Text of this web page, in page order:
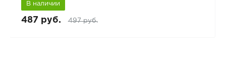
В наличии
487 руб. 497 руб.